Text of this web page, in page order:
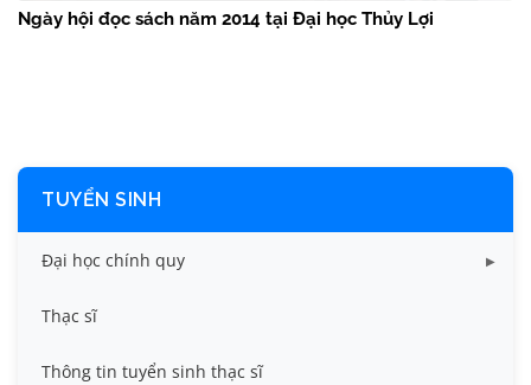
Ngày hội đọc sách năm 2014 tại Đại học Thủy Lợi
TUYỂN SINH
Đại học chính quy
Điểm chuẩn các năm
Thông tin tuyển sinh
Thạc sĩ
Thông tin tuyển sinh thạc sĩ